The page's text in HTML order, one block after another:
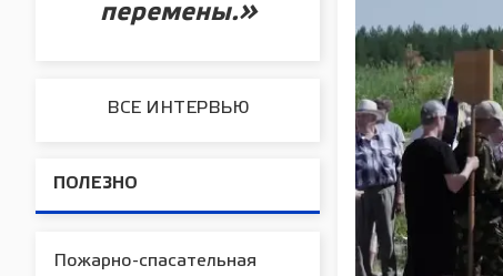
перемены.»
ВСЕ ИНТЕРВЬЮ
ПОЛЕЗНО
Пожарно-спасательная